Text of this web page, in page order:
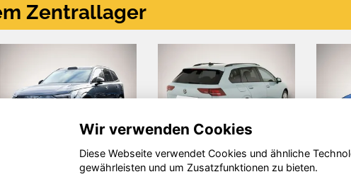
Zentrallager
Volkswagen
Tiguan
Wir verwenden Cookies
Diese Webseite verwendet Cookies und ähnliche
gewährleisten und um Zusatzfunktionen zu bieten.